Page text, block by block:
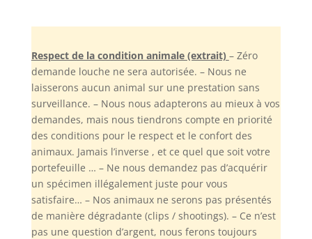
Respect de la condition animale (extrait) – Zéro
demande louche ne sera autorisée. – Nous ne
laisserons aucun animal sur une prestation sans
surveillance. – Nous nous adapterons au mieux à vos
demandes, mais nous tiendrons compte en priorité
des conditions pour le respect et le confort des
animaux. Jamais l’inverse , et ce quel que soit votre
portefeuille … – Ne nous demandez pas d’acquérir
un spécimen illégalement juste pour vous
satisfaire… – Nos animaux ne serons pas présentés
de manière dégradante (clips / shootings). – Ce n’est
pas une question d’argent, nous ferons toujours